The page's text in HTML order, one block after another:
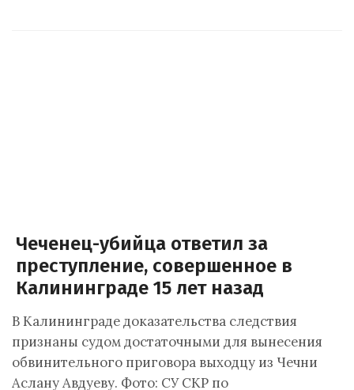
Чеченец-убийца ответил за
преступление, совершенное в
Калининграде 15 лет назад
В Калининграде доказательства следствия
признаны судом достаточными для вынесения
обвинительного приговора выходцу из Чечни
Аслану Авдуеву. Фото: СУ СКР по